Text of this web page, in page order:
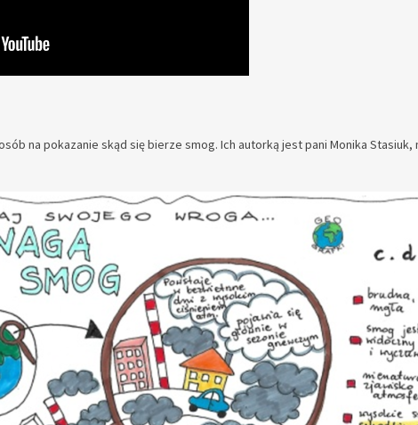
na pokazanie skąd się bierze smog. Ich autorką jest pani Monika